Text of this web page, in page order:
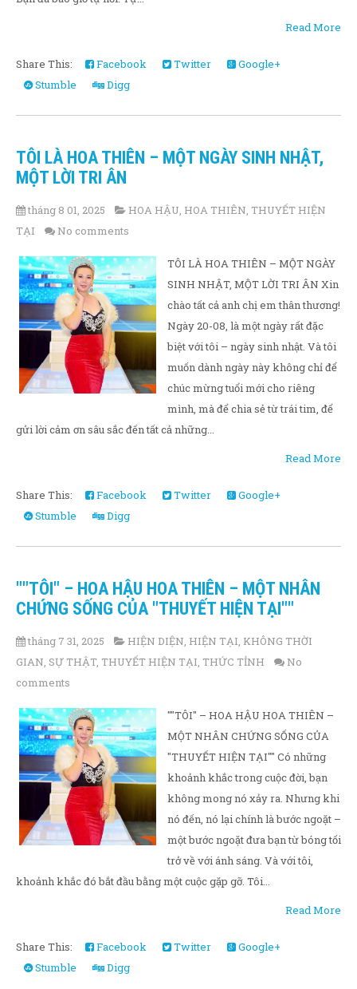
Read More
Share This: Facebook Twitter
Google+
Stumble
Digg
TÔI LÀ HOA THIÊN – MỘT NGÀY SINH NHẬT,
MỘT LỜI TRI ÂN
tháng 8 01, 2025 HOA HẬU, HOA THIÊN, THUYẾT HIỆN
TẠI
No comments
TÔI LÀ HOA THIÊN – MỘT NGÀY
SINH NHẬT, MỘT LỜI TRI ÂN Xin
chào tất cả anh chị em thân thương!
Ngày 20-08, là một ngày rất đặc
biệt với tôi – ngày sinh nhật. Và tôi
muốn dành ngày này không chỉ để
chúc mừng tuổi mới cho riêng
mình, mà để chia sẻ từ trái tim, để
gửi lời cảm ơn sâu sắc đến tất cả những...
Read More
Share This: Facebook Twitter
Google+
Stumble
Digg
""TÔI" – HOA HẬU HOA THIÊN – MỘT NHÂN
CHỨNG SỐNG CỦA "THUYẾT HIỆN TẠI""
tháng 7 31, 2025 HIỆN DIỆN, HIỆN TẠI, KHÔNG THỜI
GIAN, SỰ THẬT, THUYẾT HIỆN TẠI, THỨC TỈNH
No
comments
""TÔI" – HOA HẬU HOA THIÊN –
MỘT NHÂN CHỨNG SỐNG CỦA
"THUYẾT HIỆN TẠI"" Có những
khoảnh khắc trong cuộc đời, bạn
không mong nó xảy ra. Nhưng khi
nó đến, nó lại chính là bước ngoặt –
một bước ngoặt đưa bạn từ bóng tối
trở về với ánh sáng. Và với tôi,
khoảnh khắc đó bắt đầu bằng một cuộc gặp gỡ. Tôi...
Read More
Share This: Facebook Twitter
Google+
Stumble
Digg